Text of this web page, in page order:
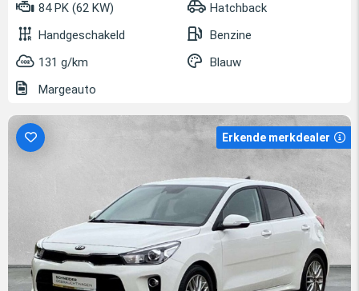
84 PK (62 KW)
Hatchback
Handgeschakeld
Benzine
131 g/km
Blauw
Margeauto
Erkende merkdealer